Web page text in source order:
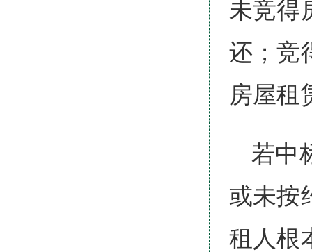
未竞得
还；竞
房屋租
若中
或未按
租人根